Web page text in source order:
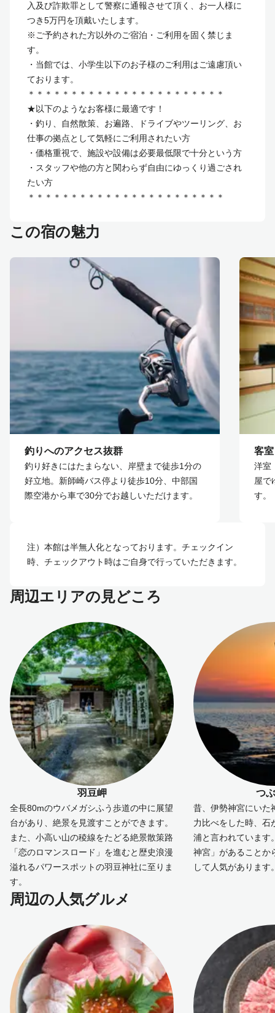
入及び詐欺罪として警察に通報させて頂く、お一人様に
つき5万円を頂戴いたします。
※ご予約された方以外のご宿泊・ご利用を固く禁じま
す。
・当館では、小学生以下のお子様のご利用はご遠慮頂い
ております。
＊＊＊＊＊＊＊＊＊＊＊＊＊＊＊＊＊＊＊＊＊＊＊
★以下のようなお客様に最適です！
・釣り、自然散策、お遍路、ドライブやツーリング、お
仕事の拠点として気軽にご利用されたい方
・価格重視で、施設や設備は必要最低限で十分という方
・スタッフや他の方と関わらず自由にゆっくり過ごされ
たい方
＊＊＊＊＊＊＊＊＊＊＊＊＊＊＊＊＊＊＊＊＊＊＊
この宿の魅力
釣りへのアクセス抜群
釣り好きにはたまらない、岸壁まで徒歩1分の
好立地。新師崎バス停より徒歩10分、中部国
際空港から車で30分でお越しいただけます。
客室
洋室
屋で
す。
注）本館は半無人化となっております。チェックイン
時、チェックアウト時はご自身で行っていただきます。
周辺エリアの見どころ
羽豆岬
全長80mのウバメガシふう歩道の中に展望
台があり、絶景を見渡すことができます。
また、小高い山の稜線をたどる絶景散策路
「恋のロマンスロード」を進むと歴史浪漫
溢れるパワースポットの羽豆神社に至りま
す。
つ
昔、伊勢神宮にいた
力比べをした時、石
浦と言われています
神宮」があることか
して人気があります
周辺の人気グルメ